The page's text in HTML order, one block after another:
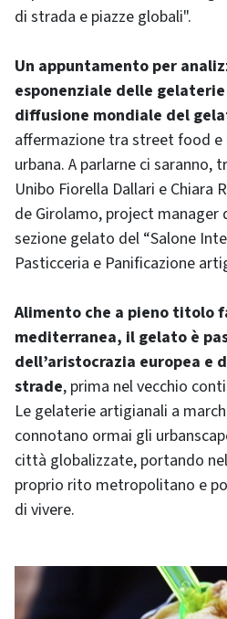
di strada e piazze globali".
Un appuntamento per
esponenziale delle
diffusione mondiale del
affermazione tra street food
urbana. A parlarne ci saranno,
Unibo Fiorella Dallari e Chiara
de Girolamo, project manager
sezione gelato del “Salone
Pasticceria e Panificazione
Alimento che a pieno titolo
mediterranea, il gelato è
dell’aristocrazia europea e
strade, prima nel vecchio
Le gelaterie artigianali a
connotano ormai gli
città globalizzate, portando
proprio rito metropolitano e
di vivere.